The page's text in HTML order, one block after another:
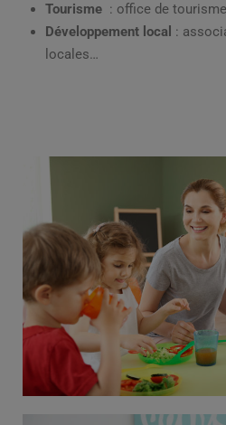
Tourisme : office de
Développement local :
locales…